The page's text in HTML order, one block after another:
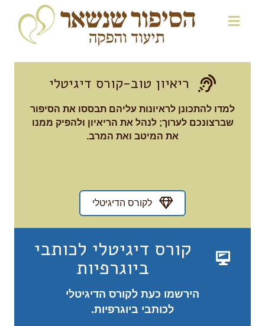
ריאיון טוב-קורס דיגיטלי
למדו להתכונן לראיונות עליהם תבססו את הסיפור
שברצונכם לערוך; לנהל את הריאיון ולהפיק ממנו
את המיטב ואת המרב.
לקורס הדיגיטלי
קורס דיגיטלי לכותבי
ביוגרפיות
הירשמו כעת לקורס הדיגיטלי
לכותבי ביוגרפיות.